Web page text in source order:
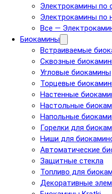
Электрокамины по
Электрокамины по
Все —
Биокамины
Встраиваемые
Сквозные
Угловые биокамины
Торцевые
Настенные
Настольные
Напольные
Горелки для
Ниши для
Автоматические
Защитные стекла
Топливо для
Декоративные